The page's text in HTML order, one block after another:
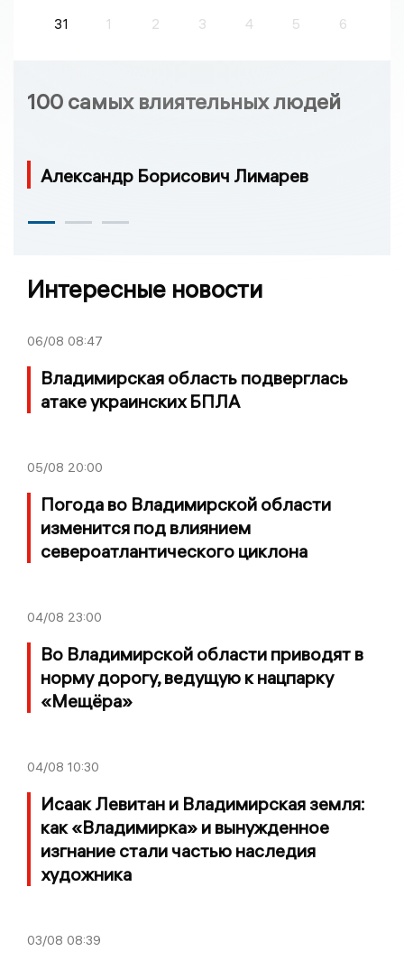
31
1 2 3 4 5 6
100 самых влиятельных людей
Александр Борисович Лимарев
Интересные новости
06/08 08:47
Владимирская область подверглась
атаке украинских БПЛА
05/08 20:00
Погода во Владимирской области
изменится под влиянием
североатлантического циклона
04/08 23:00
Во Владимирской области приводят в
норму дорогу, ведущую к нацпарку
«Мещёра»
04/08 10:30
Исаак Левитан и Владимирская земля:
как «Владимирка» и вынужденное
изгнание стали частью наследия
художника
03/08 08:39